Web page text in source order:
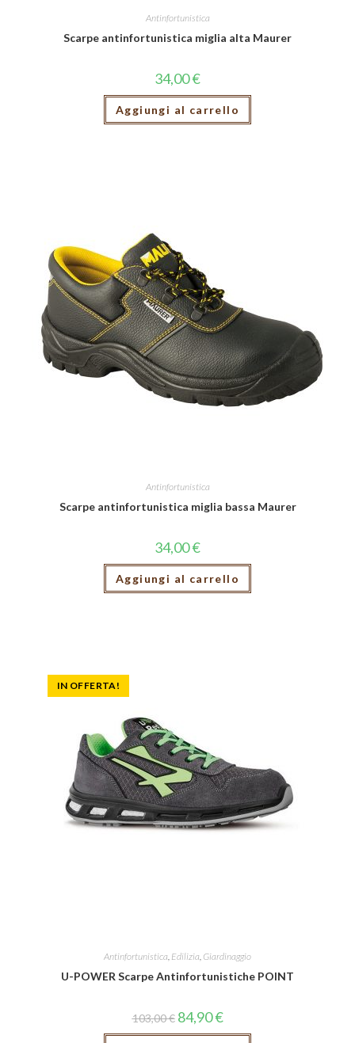
Antinfortunistica
Scarpe antinfortunistica miglia alta Maurer
34,00€
Aggiungi al carrello
Antinfortunistica
Scarpe antinfortunistica miglia bassa Maurer
34,00€
Aggiungi al carrello
IN OFFERTA!
Antinfortunistica Edilizia Giardinaggio
U-POWER Scarpe Antinfortunistiche POINT
103,00€ 84,90€